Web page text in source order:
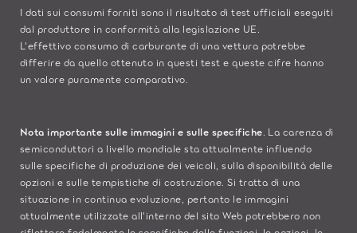
I dati sui consumi forniti sono il risultato di test ufficiali eseguiti
dal produttore in conformità alla legislazione UE.
L'effettivo consumo di carburante di una vettura potrebbe
differire da quello ottenuto in questi test e queste cifre hanno
un valore puramente comparativo.
Nota importante sulle immagini e sulle specifiche . La carenza di
semiconduttori a livello mondiale sta attualmente influendo
sulle specifiche di produzione dei veicoli, sulla disponibilità delle
opzioni e sulle tempistiche di costruzione. Si tratta di una
situazione in continua evoluzione, pertanto le immagini
attualmente utilizzate all'interno del sito Web potrebbero non